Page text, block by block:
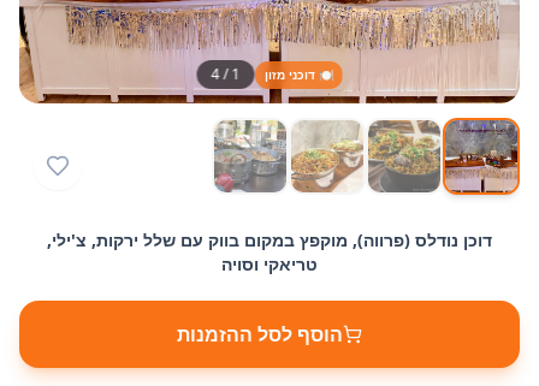
🍽️ דוכני מזון 1
/
4
דוכן נודלס (פרווה), מוקפץ במקום בווק עם שלל ירקות, צ'ילי,
טריאקי וסויה
הוסף לסל ההזמנות